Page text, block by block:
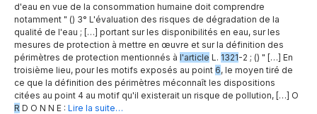
d'eau en vue de la consommation humaine doit comprendre
notamment " () 3° L'évaluation des risques de dégradation de la
qualité de l'eau ; […] portant sur les disponibilités en eau, sur les
mesures de protection à mettre en œuvre et sur la définition des
périmètres de protection mentionnés à l'article L. 1321-2 ; () " […] En
troisième lieu, pour les motifs exposés au point 6, le moyen tiré de
ce que la définition des périmètres méconnaît les dispositions
citées au point 4 au motif qu'il existerait un risque de pollution, […] O
R D O N N E : Lire la suite…